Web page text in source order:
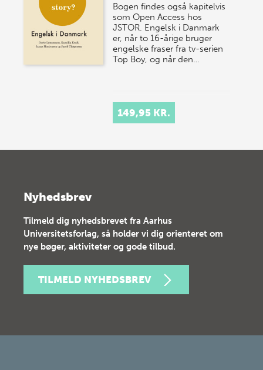
Bogen findes også kapitelvis
som Open Access hos
JSTOR. Engelsk i Danmark
er, når to 16-årige bruger
engelske fraser fra tv-serien
Top Boy, og når den…
149,95 KR.
Nyhedsbrev
Tilmeld dig nyhedsbrevet fra Aarhus
Universitetsforlag, så holder vi dig orienteret om
nye bøger, aktiviteter og gode tilbud.
TILMELD NYHEDSBREV